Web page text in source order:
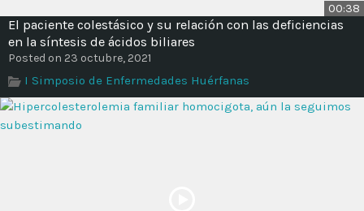
00:38
El paciente colestásico y su relación con las deficiencias
en la síntesis de ácidos biliares
Posted on 23 octubre, 2021
I Simposio de Enfermedades Huérfanas